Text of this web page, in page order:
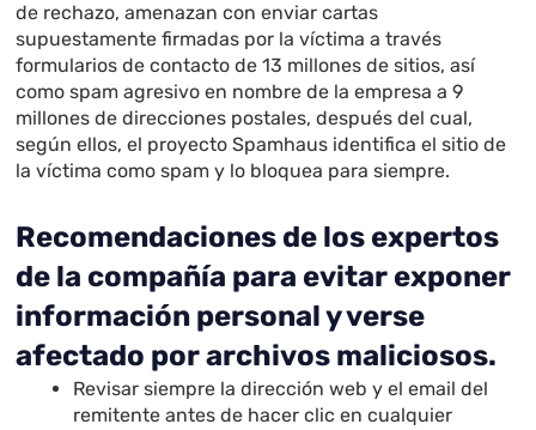
de rechazo, amenazan con enviar cartas
supuestamente firmadas por la víctima a través
formularios de contacto de 13 millones de sitios, así
como spam agresivo en nombre de la empresa a 9
millones de direcciones postales, después del cual,
según ellos, el proyecto Spamhaus identifica el sitio de
la víctima como spam y lo bloquea para siempre.
Recomendaciones de los expertos
de la compañía para evitar exponer
información personal y verse
afectado por archivos maliciosos.
Revisar siempre la dirección web y el email del
remitente antes de hacer clic en cualquier